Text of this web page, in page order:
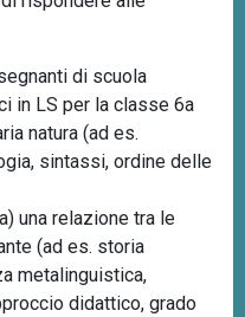
di scuola
in LS per la classe 6a
natura (ad es.
sintassi, ordine delle
una relazione tra le
(ad es. storia
metalinguistica,
didattico, grado